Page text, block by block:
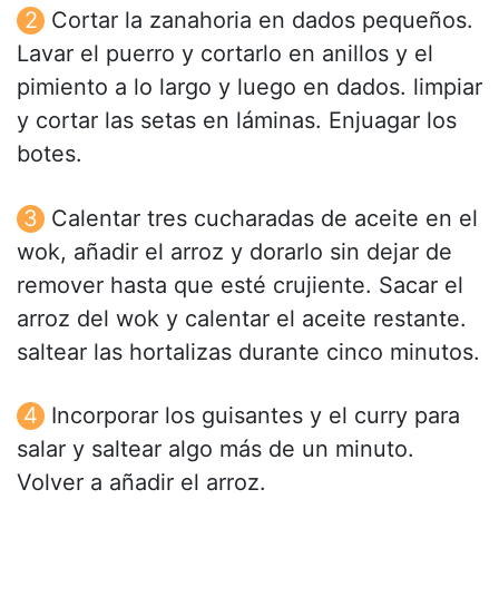
Cortar la zanahoria en dados pequeños.
Lavar el puerro y cortarlo en anillos y el
pimiento a lo largo y luego en dados. limpiar
y cortar las setas en láminas. Enjuagar los
botes.
Calentar tres cucharadas de aceite en el
wok, añadir el arroz y dorarlo sin dejar de
remover hasta que esté crujiente. Sacar el
arroz del wok y calentar el aceite restante.
saltear las hortalizas durante cinco minutos.
Incorporar los guisantes y el curry para
salar y saltear algo más de un minuto.
Volver a añadir el arroz.